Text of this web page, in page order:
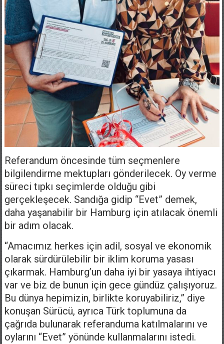
Referandum öncesinde tüm seçmenlere
bilgilendirme mektupları gönderilecek. Oy verme
süreci tıpkı seçimlerde olduğu gibi
gerçekleşecek. Sandığa gidip “Evet” demek,
daha yaşanabilir bir Hamburg için atılacak önemli
bir adım olacak.
“Amacımız herkes için adil, sosyal ve ekonomik
olarak sürdürülebilir bir iklim koruma yasası
çıkarmak. Hamburg’un daha iyi bir yasaya ihtiyacı
var ve biz de bunun için gece gündüz çalışıyoruz.
Bu dünya hepimizin, birlikte koruyabiliriz,” diye
konuşan Sürücü, ayrıca Türk toplumuna da
çağrıda bulunarak referanduma katılmalarını ve
oylarını “Evet” yönünde kullanmalarını istedi.